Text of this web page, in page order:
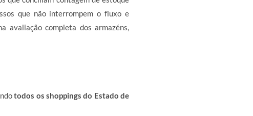
que não interrompem o fluxo e
avaliação completa dos armazéns,
todos os shoppings do Estado de